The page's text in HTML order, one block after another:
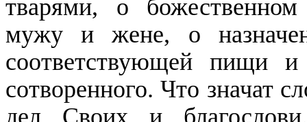
тварями, о
мужу и жене, о
соответствующей пищи и
сотворенного. Что значат